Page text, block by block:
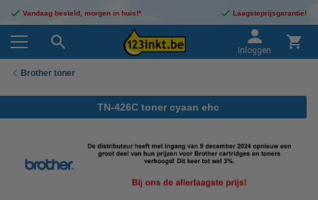
Vandaag besteld, morgen in huis!* Laagsteprijsgarantie!
Inloggen
Brother toner
TN-426C toner cyaan ehc